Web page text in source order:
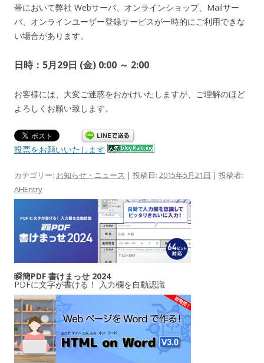
帯において弊社 Webサーバ、オンラインショップ、Mailサー
バ、オンラインユーザー登録サービスが一時的にご利用できな
い場合があります。
日時：5月29日 (金) 0:00 ～ 2:00
お客様には、大変ご迷惑をおかけいたしますが、ご理解のほど
よろしくお願い致します。
投票をお願いいたします
カテゴリー: お知らせ・ニュース | 投稿日: 2015年5月21日 | 投稿者:
AHEntry
瞬簡PDF 書けまっせ 2024
PDFに文字が書ける！ 入力欄を自動認識